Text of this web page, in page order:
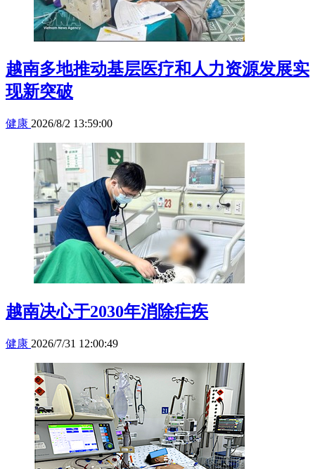
越南多地推动基层医疗和人力资源发展实
现新突破
健康 2026/8/2 13:59:00
越南决心于2030年消除疟疾
健康 2026/7/31 12:00:49